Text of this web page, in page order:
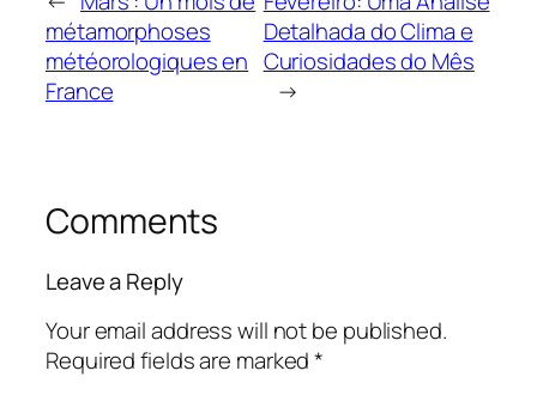
métamorphoses
météorologiques en
France
Detalhada do Clima e
Curiosidades do Mês
→
Comments
Leave a Reply
Your email address will not be published.
Required fields are marked*